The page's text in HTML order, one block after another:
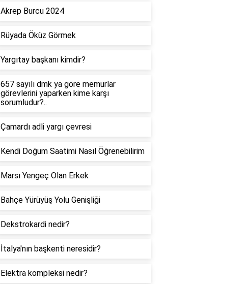
Akrep Burcu 2024
Rüyada Öküz Görmek
Yargıtay başkanı kimdir?
657 sayılı dmk ya göre memurlar
görevlerini yaparken kime karşı
sorumludur?..
Çamardı adli yargı çevresi
Kendi Doğum Saatimi Nasıl Öğrenebilirim
Marsı Yengeç Olan Erkek
Bahçe Yürüyüş Yolu Genişliği
Dekstrokardi nedir?
İtalya'nın başkenti neresidir?
Elektra kompleksi nedir?